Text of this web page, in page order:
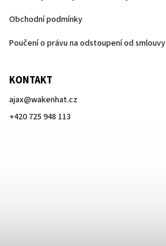
Obchodní podmínky
Poučení o právu na odstoupení od smlouvy
KONTAKT
ajax@wakenhat.cz
+420 725 948 113